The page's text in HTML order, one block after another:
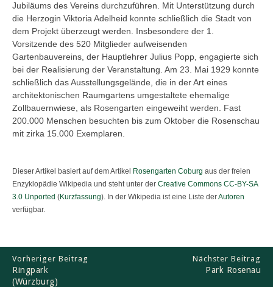
Jubiläums des Vereins durchzuführen. Mit Unterstützung durch
die Herzogin Viktoria Adelheid konnte schließlich die Stadt von
dem Projekt überzeugt werden. Insbesondere der 1.
Vorsitzende des 520 Mitglieder aufweisenden
Gartenbauvereins, der Hauptlehrer Julius Popp, engagierte sich
bei der Realisierung der Veranstaltung. Am 23. Mai 1929 konnte
schließlich das Ausstellungsgelände, die in der Art eines
architektonischen Raumgartens umgestaltete ehemalige
Zollbauernwiese, als Rosengarten eingeweiht werden. Fast
200.000 Menschen besuchten bis zum Oktober die Rosenschau
mit zirka 15.000 Exemplaren.
Dieser Artikel basiert auf dem Artikel Rosengarten Coburg aus der freien
Enzyklopädie Wikipedia und steht unter der Creative Commons CC-BY-SA
3.0 Unported (Kurzfassung). In der Wikipedia ist eine Liste derAutoren
verfügbar.
Vorheriger Beitrag
Ringpark
(Würzburg)
Nächster Beitrag
Park Rosenau